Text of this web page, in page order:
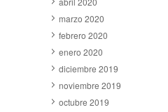
marzo 2020
febrero 2020
enero 2020
diciembre 2019
noviembre 2019
octubre 2019